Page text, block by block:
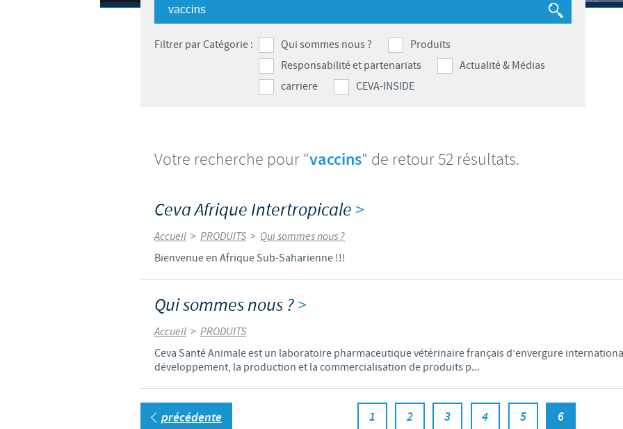
Bulgaria
Canada (EN)
Egypt
conséquence, les informations disponibles du site sur lequel vous
pertinente à l'usage dans votre pays.
Filtrer par Catégorie : Qui sommes nous ?
Produits
Responsabilité et partenariats
Actualité & Médias
carriere
CEVA-INSIDE
Votre recherche pour "vaccins" de retour 52 résultats.
Ceva Afrique Intertropicale >
Accueil > PRODUITS > Qui sommes nous ?
Bienvenue en Afrique Sub-Saharienne !!!
Qui sommes nous ?>
Accueil > PRODUITS
Ceva Santé Animale est un laboratoire pharmaceutique vétérinaire français d’envergure
développement, la production et la commercialisation de produits p...
précédente 1 2 3 4 5 6